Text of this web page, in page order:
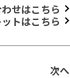
せはこちら
トはこちら
次へ